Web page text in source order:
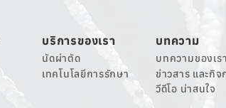
บริการของเรา
นัดผ่าตัด
เทคโนโลยีการรักษา
บทความ
บทความของเรา
ข่าวสาร และกิจ
วีดีโอ น่าสนใจ